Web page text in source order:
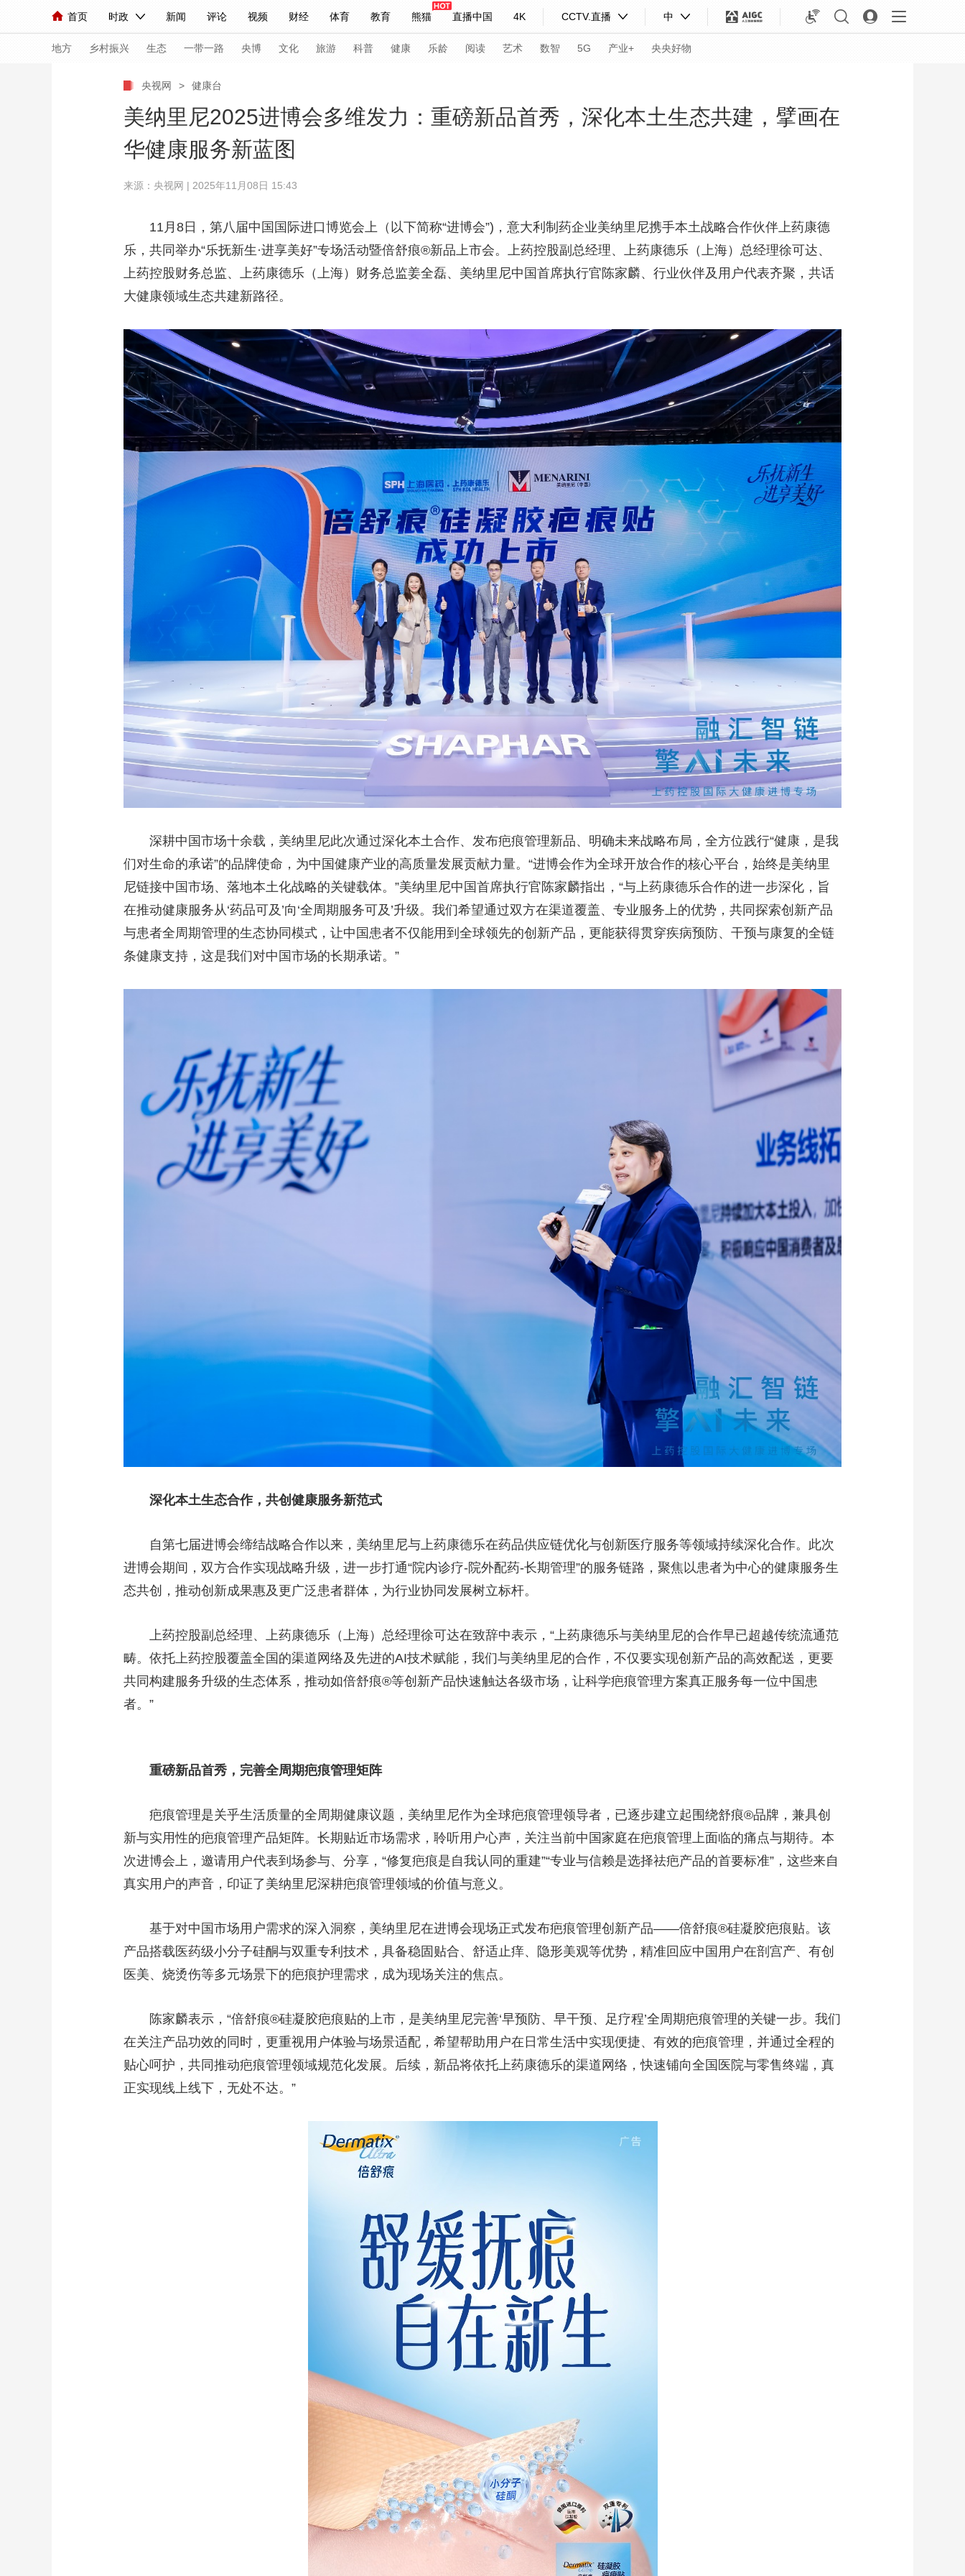
首页 时政 新闻 评论 视频 财经 体育 教育 熊猫 直播中国 4K CCTV.直播 中
人民领袖习近平 联播+ 中国领导人 央视快评 习式妙语 热解读 天天学习
直播 栏目大全 节目单 听音 微视频 主持人 下载央视影音
海外频道 iPanda English Монгол
地方 乡村振兴 生态 一带一路 央博 文化 旅游 科普 健康 乐龄 阅读 艺术 数智 5G 产业+ 央央好物
国内 国际 评论 经济 军事
人民领袖习近平 联播+ 热解读 天天学习
小央视频 小央直播 直播中国 熊猫频道 VR/AR 4K专区 全景新闻
前线 比划 快看 蓝海中国 新兵请入列 人生第一次 人生第二次
乡村振兴 生态环境 一带一路 央博 健康 乐龄 阅读 数智 5G 产业+
大国展会 大国保险 云起 超级工厂 智敬中国 全民健康 颜选攻略 海洋 天气 才艺 网展 央央好物
CCTV.节目官网 栏目 热播榜 总台企业白名单
央视网 > 健康台
美纳里尼2025进博会多维发力：重磅新品首秀，深化本土生态共建，擘画在
华健康服务新蓝图
来源：央视网 | 2025年11月08日 15:43
11月8日，第八届中国国际进口博览会上（以下简称“进博会”)，意大利制药企业美纳里尼携手本土战略合作伙伴上药康德
乐，共同举办“乐抚新生·进享美好”专场活动暨倍舒痕®新品上市会。上药控股副总经理、上药康德乐（上海）总经理徐可达、
上药控股财务总监、上药康德乐（上海）财务总监姜全磊、美纳里尼中国首席执行官陈家麟、行业伙伴及用户代表齐聚，共话
大健康领域生态共建新路径。
深耕中国市场十余载，美纳里尼此次通过深化本土合作、发布疤痕管理新品、明确未来战略布局，全方位践行“健康，是我
们对生命的承诺”的品牌使命，为中国健康产业的高质量发展贡献力量。“进博会作为全球开放合作的核心平台，始终是美纳里
尼链接中国市场、落地本土化战略的关键载体。”美纳里尼中国首席执行官陈家麟指出，“与上药康德乐合作的进一步深化，旨
在推动健康服务从‘药品可及’向‘全周期服务可及’升级。我们希望通过双方在渠道覆盖、专业服务上的优势，共同探索创新产品
与患者全周期管理的生态协同模式，让中国患者不仅能用到全球领先的创新产品，更能获得贯穿疾病预防、干预与康复的全链
条健康支持，这是我们对中国市场的长期承诺。”
深化本土生态合作，共创健康服务新范式
自第七届进博会缔结战略合作以来，美纳里尼与上药康德乐在药品供应链优化与创新医疗服务等领域持续深化合作。此次
进博会期间，双方合作实现战略升级，进一步打通“院内诊疗-院外配药-长期管理”的服务链路，聚焦以患者为中心的健康服务生
态共创，推动创新成果惠及更广泛患者群体，为行业协同发展树立标杆。
上药控股副总经理、上药康德乐（上海）总经理徐可达在致辞中表示，“上药康德乐与美纳里尼的合作早已超越传统流通范
畴。依托上药控股覆盖全国的渠道网络及先进的AI技术赋能，我们与美纳里尼的合作，不仅要实现创新产品的高效配送，更要
共同构建服务升级的生态体系，推动如倍舒痕®等创新产品快速触达各级市场，让科学疤痕管理方案真正服务每一位中国患
者。”
重磅新品首秀，完善全周期疤痕管理矩阵
疤痕管理是关乎生活质量的全周期健康议题，美纳里尼作为全球疤痕管理领导者，已逐步建立起围绕舒痕®品牌，兼具创
新与实用性的疤痕管理产品矩阵。长期贴近市场需求，聆听用户心声，关注当前中国家庭在疤痕管理上面临的痛点与期待。本
次进博会上，邀请用户代表到场参与、分享，“修复疤痕是自我认同的重建”“专业与信赖是选择祛疤产品的首要标准”，这些来自
真实用户的声音，印证了美纳里尼深耕疤痕管理领域的价值与意义。
基于对中国市场用户需求的深入洞察，美纳里尼在进博会现场正式发布疤痕管理创新产品——倍舒痕®硅凝胶疤痕贴。该
产品搭载医药级小分子硅酮与双重专利技术，具备稳固贴合、舒适止痒、隐形美观等优势，精准回应中国用户在剖宫产、有创
医美、烧烫伤等多元场景下的疤痕护理需求，成为现场关注的焦点。
陈家麟表示，“倍舒痕®硅凝胶疤痕贴的上市，是美纳里尼完善‘早预防、早干预、足疗程’全周期疤痕管理的关键一步。我们
在关注产品功效的同时，更重视用户体验与场景适配，希望帮助用户在日常生活中实现便捷、有效的疤痕管理，并通过全程的
贴心呵护，共同推动疤痕管理领域规范化发展。后续，新品将依托上药康德乐的渠道网络，快速铺向全国医院与零售终端，真
正实现线上线下，无处不达。”